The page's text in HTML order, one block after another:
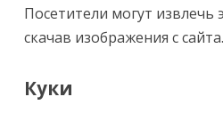
Посетители могут
скачав изображения с сайта.
Куки